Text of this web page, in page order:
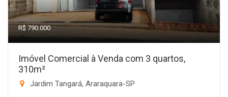
R$ 790.000
Imóvel Comercial à Venda com 3 quartos,
310m²
Jardim Tangará, Araraquara-SP